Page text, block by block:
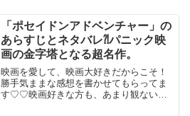
「ポセイドンアドベンチャー」の
あらすじとネタバレ⁈パニック映
画の金字塔となる超名作。
映画を愛して、映画大好きだからこそ！
勝手気ままな感想を書かせてもらってま
す♡♡映画好きな方も、あまり観ない方